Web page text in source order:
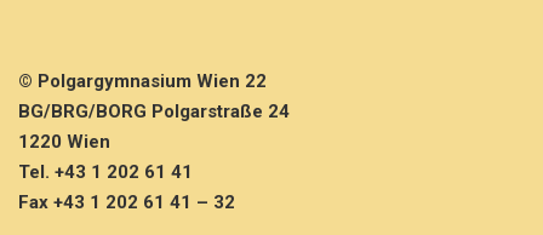
© Polgargymnasium Wien 22
BG/BRG/BORG Polgarstraße 24
1220 Wien
Tel. +43 1 202 61 41
Fax +43 1 202 61 41 – 32